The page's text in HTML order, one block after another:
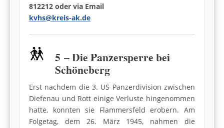
812212 oder via Email
kvhs@kreis-ak.de
5 – Die Panzersperre bei
Schöneberg
Erst nachdem die 3. US Panzerdivision zwischen
Diefenau und Rott einige Verluste hingenommen
hatte, konnten sie Flammersfeld erobern. Am
Folgetag, dem 26. März 1945, nahmen die